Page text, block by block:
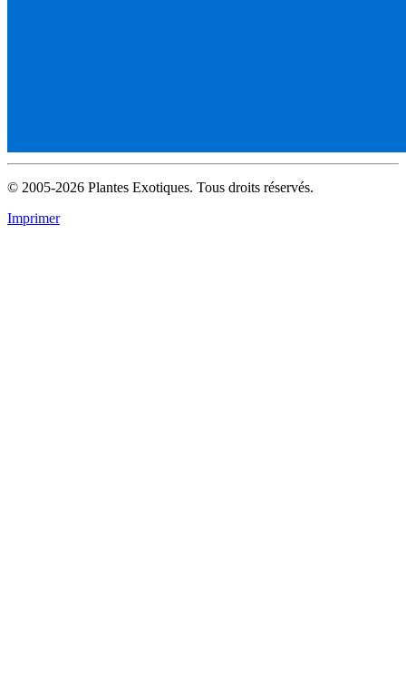
© 2005-2026 Plantes Exotiques. Tous droits réservés.
Imprimer